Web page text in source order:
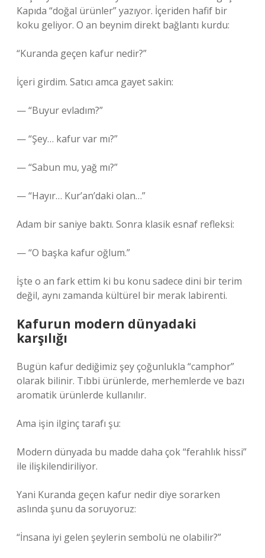
Kapıda “doğal ürünler” yazıyor. İçeriden hafif bir
koku geliyor. O an beynim direkt bağlantı kurdu:
“Kuranda geçen kafur nedir?”
İçeri girdim. Satıcı amca gayet sakin:
— “Buyur evladım?”
— “Şey… kafur var mı?”
— “Sabun mu, yağ mı?”
— “Hayır… Kur’an’daki olan…”
Adam bir saniye baktı. Sonra klasik esnaf refleksi:
— “O başka kafur oğlum.”
İşte o an fark ettim ki bu konu sadece dini bir terim
değil, aynı zamanda kültürel bir merak labirenti.
Kafurun modern dünyadaki
karşılığı
Bugün kafur dediğimiz şey çoğunlukla “camphor”
olarak bilinir. Tıbbi ürünlerde, merhemlerde ve bazı
aromatik ürünlerde kullanılır.
Ama işin ilginç tarafı şu:
Modern dünyada bu madde daha çok “ferahlık hissi”
ile ilişkilendiriliyor.
Yani Kuranda geçen kafur nedir diye sorarken
aslında şunu da soruyoruz:
“İnsana iyi gelen şeylerin sembolü ne olabilir?”